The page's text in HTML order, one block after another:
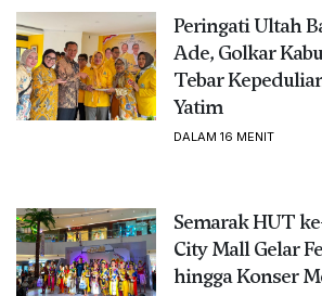
Peringati Ultah
Ade, Golkar
Tebar
Yatim
DALAM 16 MENIT
Semarak HUT
City Mall Gelar
hingga Konser